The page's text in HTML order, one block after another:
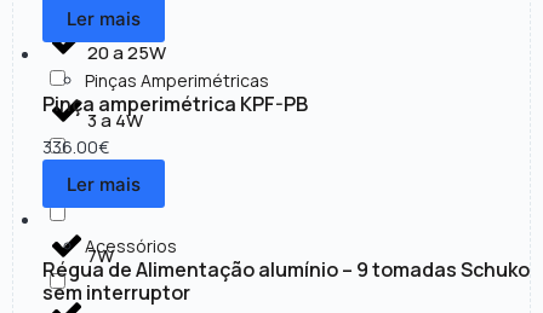
20 a 25W
3 a 4W
30 a 50W
7W
Ler mais
Pinças Amperimétricas
Pinça amperimétrica KPF-PB
336.00€
Ler mais
Acessórios
Régua de Alimentação alumínio – 9 tomadas Schuko
sem interruptor